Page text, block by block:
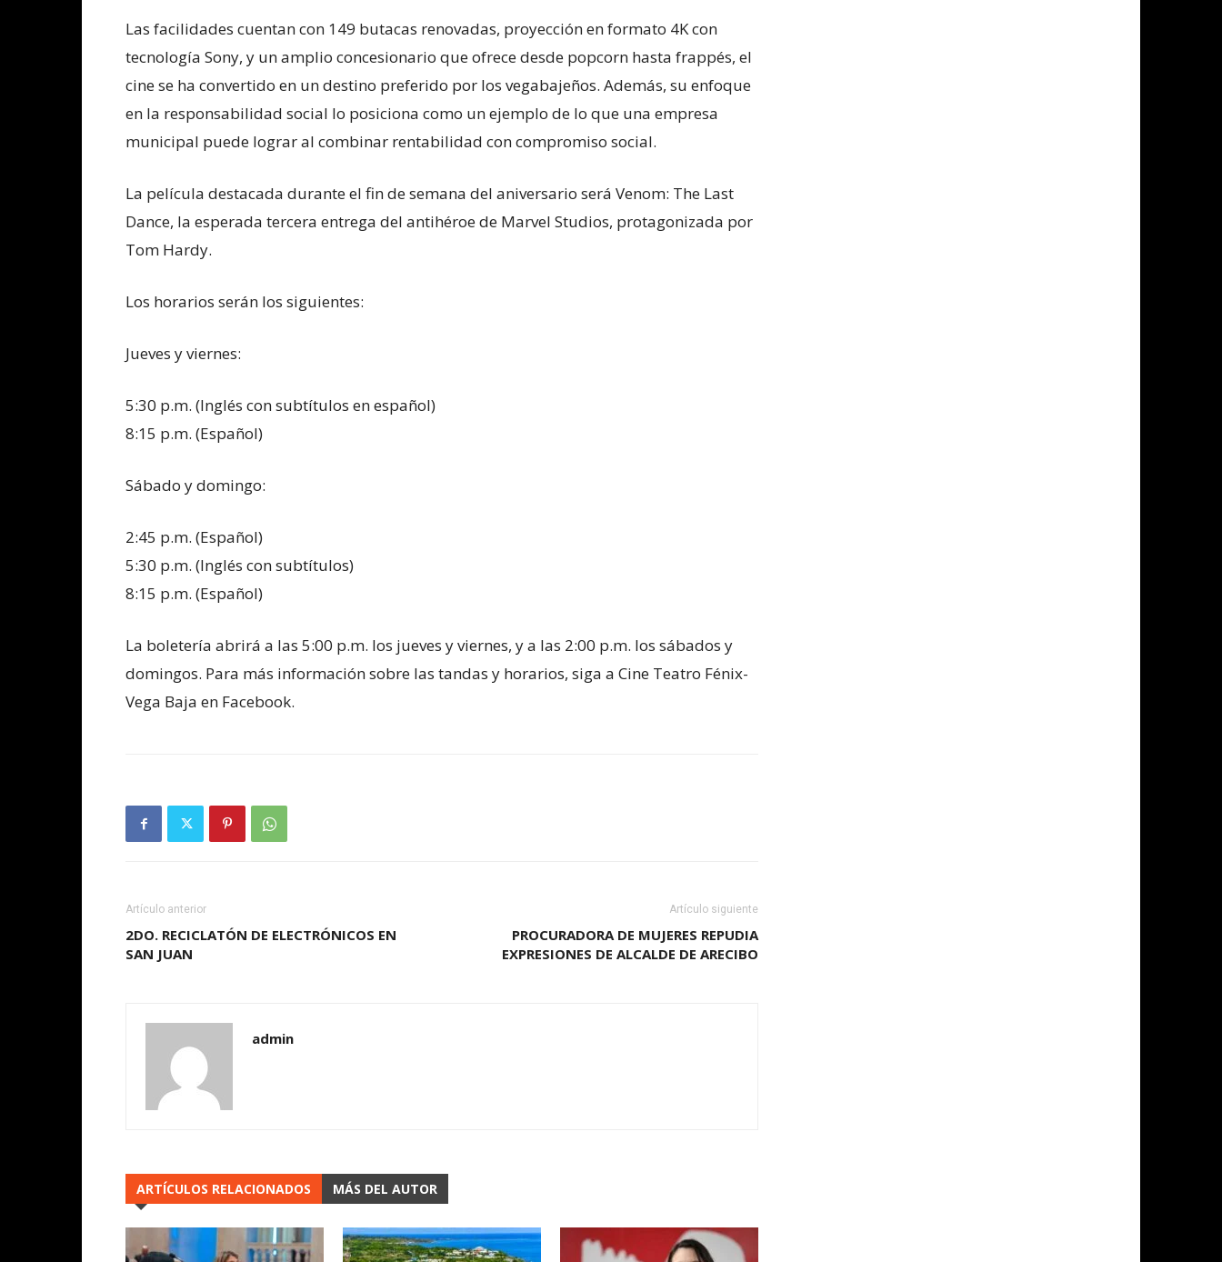
Las facilidades cuentan con 149 butacas renovadas, proyección en formato 4K con
tecnología Sony, y un amplio concesionario que ofrece desde popcorn hasta frappés, el
cine se ha convertido en un destino preferido por los vegabajeños. Además, su enfoque
en la responsabilidad social lo posiciona como un ejemplo de lo que una empresa
municipal puede lograr al combinar rentabilidad con compromiso social.
La película destacada durante el fin de semana del aniversario será Venom: The Last
Dance, la esperada tercera entrega del antihéroe de Marvel Studios, protagonizada por
Tom Hardy.
Los horarios serán los siguientes:
Jueves y viernes:
5:30 p.m. (Inglés con subtítulos en español)
8:15 p.m. (Español)
Sábado y domingo:
2:45 p.m. (Español)
5:30 p.m. (Inglés con subtítulos)
8:15 p.m. (Español)
La boletería abrirá a las 5:00 p.m. los jueves y viernes, y a las 2:00 p.m. los sábados y
domingos. Para más información sobre las tandas y horarios, siga a Cine Teatro Fénix-
Vega Baja en Facebook.
Artículo anterior
2DO. RECICLATÓN DE ELECTRÓNICOS EN
SAN JUAN
Artículo siguiente
PROCURADORA DE MUJERES REPUDIA
EXPRESIONES DE ALCALDE DE ARECIBO
admin
ARTÍCULOS RELACIONADOS MÁS DEL AUTOR